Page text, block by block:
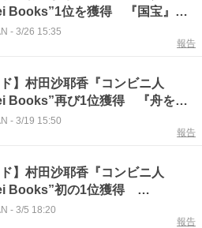
Books”1位を獲得 『国宝』上
5圏内に
- 3/26 15:35
報告
ド】村田沙耶香『コンビニ人
Books”再び1位獲得 『舟を編
プ10入りへ
- 3/19 15:50
報告
ド】村田沙耶香『コンビニ人
Books”初の1位獲得
続く
- 3/5 18:20
報告